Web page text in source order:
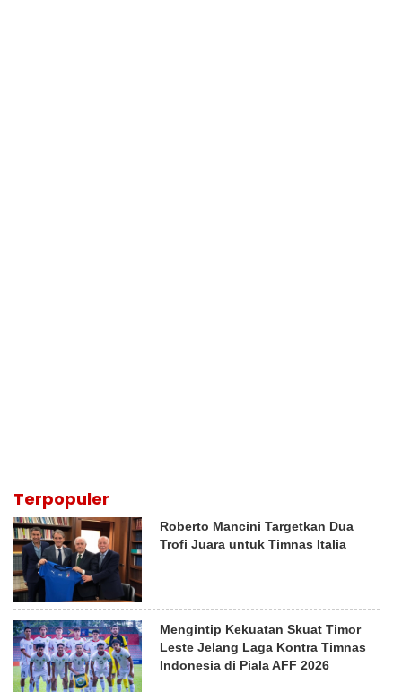
Terpopuler
Roberto Mancini Targetkan Dua
Trofi Juara untuk Timnas Italia
Mengintip Kekuatan Skuat Timor
Leste Jelang Laga Kontra Timnas
Indonesia di Piala AFF 2026